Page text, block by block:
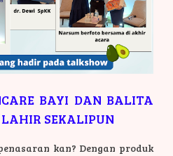
BAYI DAN BALITA
SEKALIPUN
kan? Dengan produk